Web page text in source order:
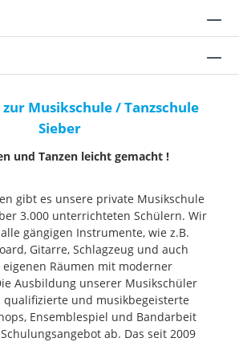
Musikschule / Tanzschule
Sieber
und Tanzen leicht gemacht !
gibt es unsere private Musikschule
3.000 unterrichteten Schülern. Wir
gängigen Instrumente, wie z.B.
Gitarre, Schlagzeug und auch
eigenen Räumen mit moderner
Ausbildung unserer Musikschüler
und musikbegeisterte
Ensemblespiel und Bandarbeit
ab. Das seit 2009